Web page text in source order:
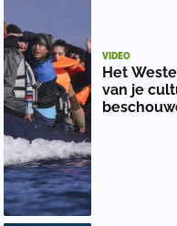
VIDEO
Het
van je